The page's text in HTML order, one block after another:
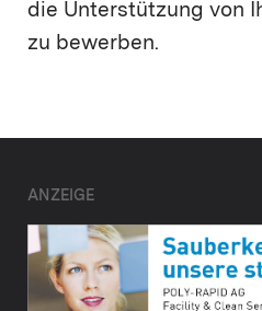
die Unterstützung von
zu bewerben.
ANZEIGE